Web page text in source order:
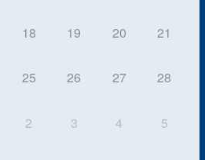
18 19 20 21
25 26 27 28
2 3 4 5